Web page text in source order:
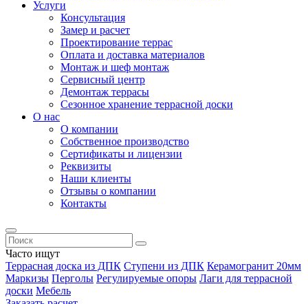
Услуги
Консультация
Замер и расчет
Проектирование террас
Оплата и доставка материалов
Монтаж и шеф монтаж
Сервисный центр
Демонтаж террасы
Сезонное хранение террасной доски
О нас
О компании
Собственное производство
Сертификаты и лицензии
Реквизиты
Наши клиенты
Отзывы о компании
Контакты
Часто ищут
Террасная доска из ДПК Ступени из ДПК Керамогранит 20мм
Маркизы Перголы Регулируемые опоры Лаги для террасной
доски Мебель